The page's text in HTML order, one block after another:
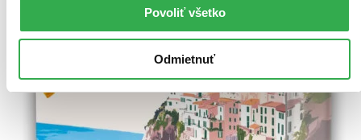
Povoliť všetko
Odmietnuť